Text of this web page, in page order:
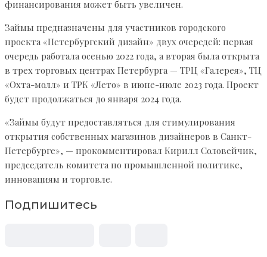
финансирования может быть увеличен.
Займы предназначены для участников городского
проекта «Петербургский дизайн» двух очередей: первая
очередь работала осенью 2022 года, а вторая была открыта
в трех торговых центрах Петербурга — ТРЦ «Галерея», ТЦ
«Охта-молл» и ТРК «Лето» в июне-июле 2023 года. Проект
будет продолжаться до января 2024 года.
«Займы будут предоставляться для стимулирования
открытия собственных магазинов дизайнеров в Санкт-
Петербурге», — прокомментировал Кирилл Соловейчик,
председатель комитета по промышленной политике,
инновациям и торговле.
Подпишитесь